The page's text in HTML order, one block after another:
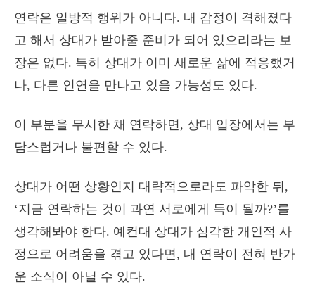
연락은 일방적 행위가 아니다. 내 감정이 격해졌다
고 해서 상대가 받아줄 준비가 되어 있으리라는 보
장은 없다. 특히 상대가 이미 새로운 삶에 적응했거
나, 다른 인연을 만나고 있을 가능성도 있다.
이 부분을 무시한 채 연락하면, 상대 입장에서는 부
담스럽거나 불편할 수 있다.
상대가 어떤 상황인지 대략적으로라도 파악한 뒤,
‘지금 연락하는 것이 과연 서로에게 득이 될까?’를
생각해봐야 한다. 예컨대 상대가 심각한 개인적 사
정으로 어려움을 겪고 있다면, 내 연락이 전혀 반가
운 소식이 아닐 수 있다.